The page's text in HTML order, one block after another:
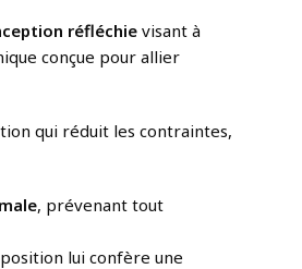
réfléchie visant à
conçue pour allier
qui réduit les contraintes,
, prévenant tout
lui confère une